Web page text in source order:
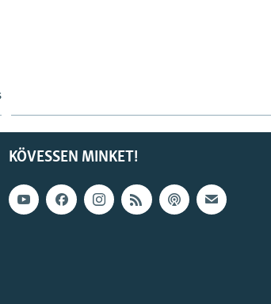
KÖVESSEN MINKET!